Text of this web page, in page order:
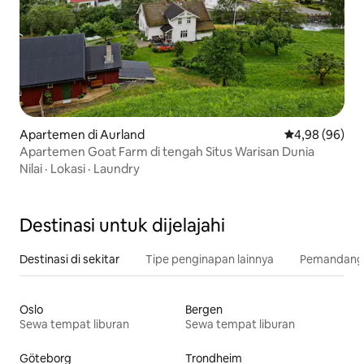
Apartemen di Aurland Nilai rata-rata
4,98 (96)
Apartemen Goat Farm di tengah Situs Warisan Dunia
Nilai · Lokasi · Laundry
Destinasi untuk dijelajahi
Destinasi di sekitar Tipe penginapan lainnya
Oslo
Sewa tempat liburan
Bergen
Sewa tempat liburan
Göteborg Trondheim